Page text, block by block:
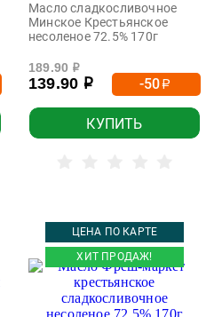
Масло сладкосливочное
Минское Крестьянское
несоленое 72.5% 170г
189.90 р
139.90 р -50р
КУПИТЬ
ЦЕНА ПО КАРТЕ
ХИТ ПРОДАЖ!